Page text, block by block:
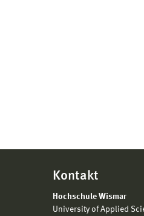
Kontakt
Hochschule Wismar
University of Applied